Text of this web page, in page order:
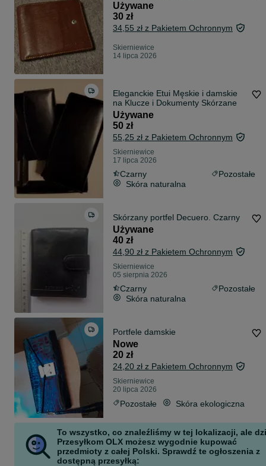
Używane
30 zł
34,55 zł z Pakietem Ochronnym
Skierniewice
14 lipca 2026
Eleganckie Etui Męskie i damskie
na Klucze i Dokumenty Skórzane
Używane
50 zł
55,25 zł z Pakietem Ochronnym
Skierniewice
17 lipca 2026
Czarny
Pozostałe
Skóra naturalna
Skórzany portfel Decuero. Czarny
Używane
40 zł
44,90 zł z Pakietem Ochronnym
Skierniewice
05 sierpnia 2026
Czarny
Pozostałe
Skóra naturalna
Portfele damskie
Nowe
20 zł
24,20 zł z Pakietem Ochronnym
Skierniewice
20 lipca 2026
Pozostałe Skóra ekologiczna
To wszystko, co znaleźliśmy w tej lokalizacji, ale
Przesyłkom OLX możesz wygodnie kupować
przedmioty z całej Polski. Sprawdź te ogłoszenia z
dostępną przesyłką: